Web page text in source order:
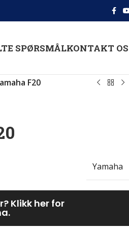
SPØRSMÅLKONTAKT
F20
Yamaha
Klikk her for